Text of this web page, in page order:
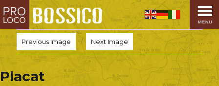
HOME
PRO LOCO
L’ALTOPIANO
PROMOZIONI
Previous Image Next Image
Placat